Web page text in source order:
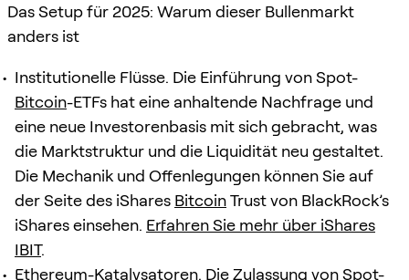
Das Setup für 2025: Warum dieser Bullenmarkt
anders ist
Institutionelle Flüsse. Die Einführung von Spot-
Bitcoin-ETFs hat eine anhaltende Nachfrage und
eine neue Investorenbasis mit sich gebracht, was
die Marktstruktur und die Liquidität neu gestaltet.
Die Mechanik und Offenlegungen können Sie auf
der Seite des iShares BitcoinTrust von BlackRock’s
iShares einsehen. Erfahren Sie mehr über iShares
IBIT.
Ethereum-Katalysatoren. Die Zulassung von Spot-